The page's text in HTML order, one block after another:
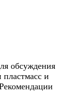
обсуждения
пластмасс и